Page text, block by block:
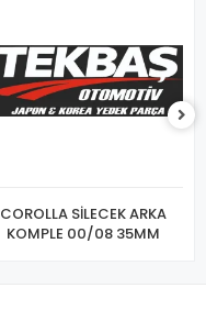
COROLLA SİLECEK ARKA
KOMPLE 00/08 35MM